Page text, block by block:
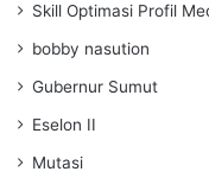
Skill Optimasi Profil
bobby nasution
Gubernur Sumut
Eselon II
Mutasi